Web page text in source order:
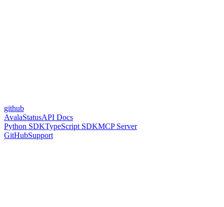
github
AvalaStatusAPI Docs
Python SDKTypeScript SDKMCP Server
GitHubSupport